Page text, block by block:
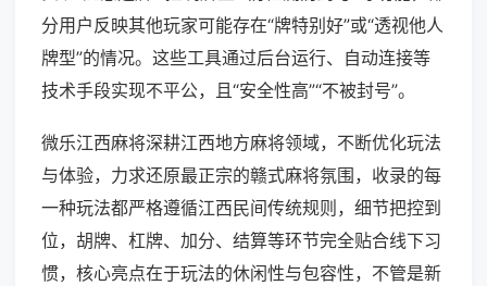
分用户反映其他玩家可能存在“牌特别好”或“透视他人
牌型”的情况。这些工具通过后台运行、自动连接等
技术手段实现不平公，且“安全性高”“不被封号”。
微乐江西麻将深耕江西地方麻将领域，不断优化玩法
与体验，力求还原最正宗的赣式麻将氛围，收录的每
一种玩法都严格遵循江西民间传统规则，细节把控到
位，胡牌、杠牌、加分、结算等环节完全贴合线下习
惯，核心亮点在于玩法的休闲性与包容性，不管是新